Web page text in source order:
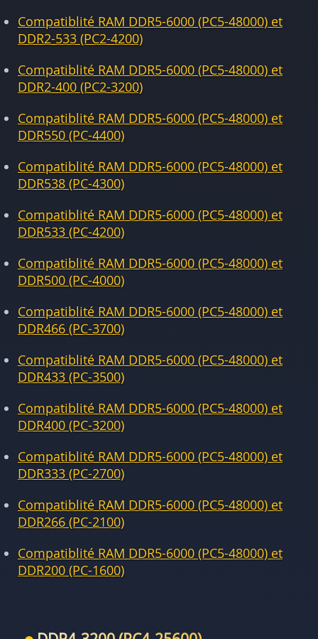
Compatiblité RAM DDR5-6000 (PC5-48000) et
DDR2-533 (PC2-4200)
Compatiblité RAM DDR5-6000 (PC5-48000) et
DDR2-400 (PC2-3200)
Compatiblité RAM DDR5-6000 (PC5-48000) et
DDR550 (PC-4400)
Compatiblité RAM DDR5-6000 (PC5-48000) et
DDR538 (PC-4300)
Compatiblité RAM DDR5-6000 (PC5-48000) et
DDR533 (PC-4200)
Compatiblité RAM DDR5-6000 (PC5-48000) et
DDR500 (PC-4000)
Compatiblité RAM DDR5-6000 (PC5-48000) et
DDR466 (PC-3700)
Compatiblité RAM DDR5-6000 (PC5-48000) et
DDR433 (PC-3500)
Compatiblité RAM DDR5-6000 (PC5-48000) et
DDR400 (PC-3200)
Compatiblité RAM DDR5-6000 (PC5-48000) et
DDR333 (PC-2700)
Compatiblité RAM DDR5-6000 (PC5-48000) et
DDR266 (PC-2100)
Compatiblité RAM DDR5-6000 (PC5-48000) et
DDR200 (PC-1600)